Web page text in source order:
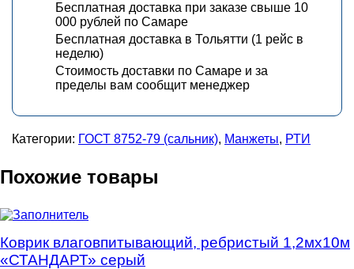
Бесплатная доставка при заказе свыше 10
000 рублей по Самаре
Бесплатная доставка в Тольятти (1 рейс в
неделю)
Стоимость доставки по Самаре и за
пределы вам сообщит менеджер
Категории: ГОСТ 8752-79 (сальник), Манжеты, РТИ
Похожие товары
Коврик влаговпитывающий, ребристый 1,2мх10м
«СТАНДАРТ» серый